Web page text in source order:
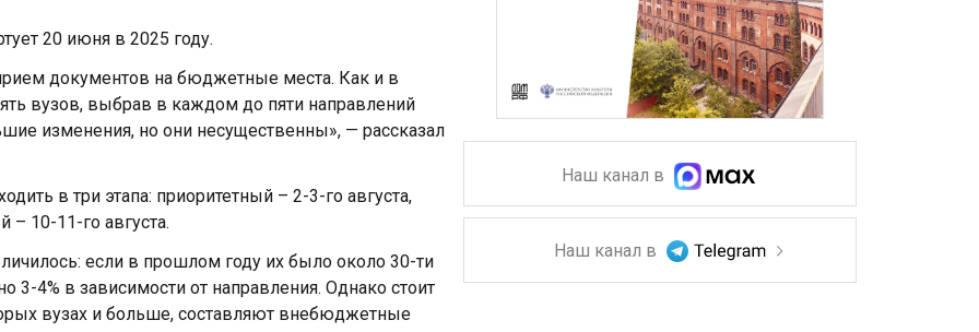
20 июня в 2025 году.
документов на бюджетные места. Как и в
вузов, выбрав в каждом до пяти направлений
изменения, но они несущественны», — рассказал
в три этапа: приоритетный – 2-3-го августа,
– 10-11-го августа.
если в прошлом году их было около 30-ти
3-4% в зависимости от направления. Однако стоит
вузах и больше, составляют внебюджетные
Наш канал в
Наш канал в